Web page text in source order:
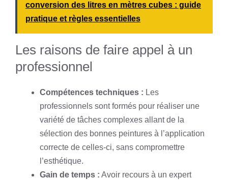
conversion des litres en mètres cubes : guide
pratique et règles essentielles
Les raisons de faire appel à un
professionnel
Compétences techniques : Les
professionnels sont formés pour réaliser une
variété de tâches complexes allant de la
sélection des bonnes peintures à l’application
correcte de celles-ci, sans compromettre
l’esthétique.
Gain de temps : Avoir recours à un expert